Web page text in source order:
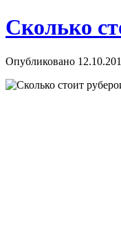
Сколько
Опубликовано